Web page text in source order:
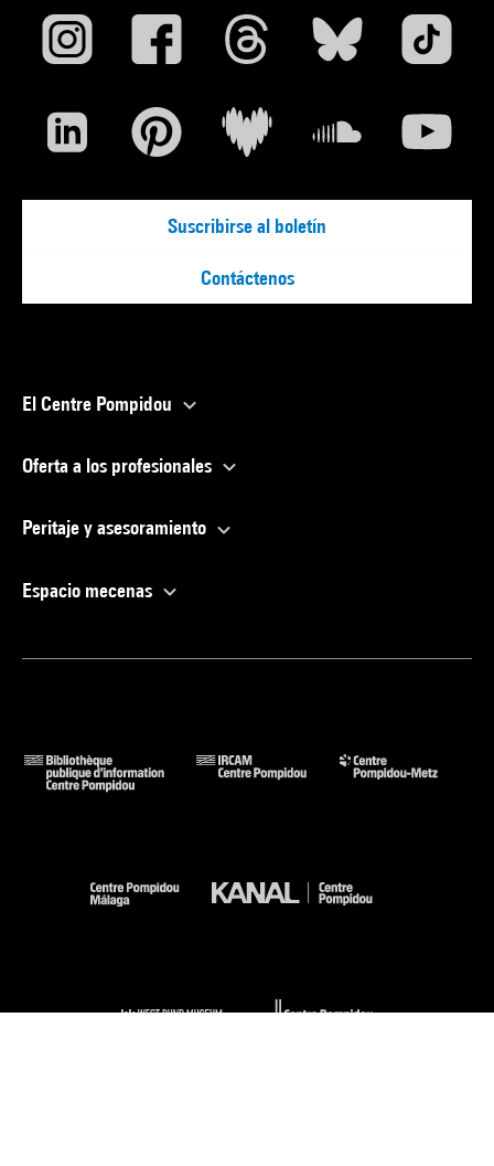
Suscribirse al boletín
Contáctenos
El Centre Pompidou
Oferta a los profesionales
Peritaje y asesoramiento
Espacio mecenas